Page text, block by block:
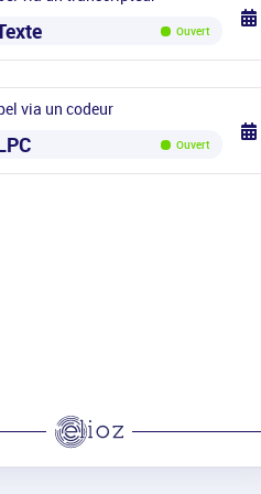
Ouvert
via un codeur
Ouvert